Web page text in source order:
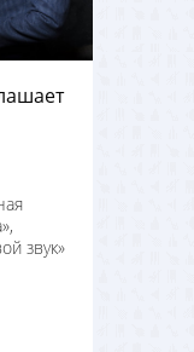
звук»